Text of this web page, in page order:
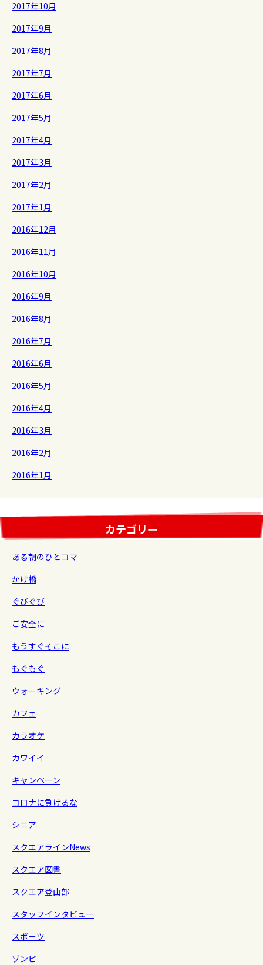
2017年10月
2017年9月
2017年8月
2017年7月
2017年6月
2017年5月
2017年4月
2017年3月
2017年2月
2017年1月
2016年12月
2016年11月
2016年10月
2016年9月
2016年8月
2016年7月
2016年6月
2016年5月
2016年4月
2016年3月
2016年2月
2016年1月
カテゴリー
ある朝のひとコマ
かけ橋
ぐびぐび
ご安全に
もうすぐそこに
もぐもぐ
ウォーキング
カフェ
カラオケ
カワイイ
キャンペーン
コロナに負けるな
シニア
スクエアラインNews
スクエア図書
スクエア登山部
スタッフインタビュー
スポーツ
ゾンビ